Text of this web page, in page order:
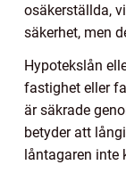
osäkerställda,
säkerhet, men
Hypotekslån
fastighet eller
är säkrade
betyder att
låntagaren inte